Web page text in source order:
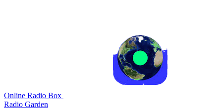
Online Radio Box
Radio Garden